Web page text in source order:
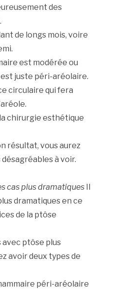
des
de longs mois, voire
est modérée ou
juste péri-aréolaire.
circulaire qui fera
la chirurgie esthétique
résultat, vous aurez
à voir.
cas plus dramatiques
dramatiques en ce
de la ptôse
avec ptôse plus
avoir deux types de
péri-aréolaire